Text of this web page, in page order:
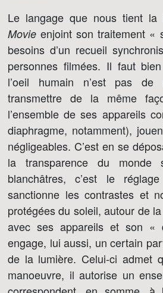
Le langage que nous tient la
Movie enjoint son traitement «
besoins d’un recueil
personnes filmées. Il faut
l’oeil humain n’est pas
transmettre de la même
l’ensemble de ses appareils
diaphragme, notamment),
négligeables. C’est en se
la transparence du
blanchâtres, c’est le
sanctionne les contrastes et
protégées du soleil, autour de
avec ses appareils et son «
engage, lui aussi, un certain
de la lumière. Celui-ci admet
manoeuvre, il autorise un